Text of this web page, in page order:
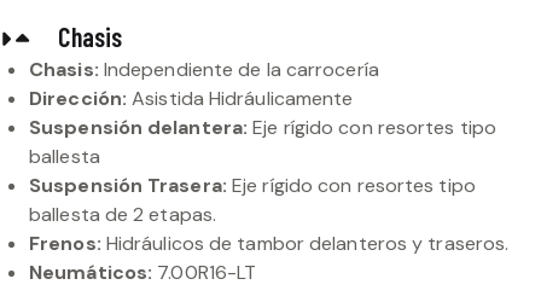
Chasis
Chasis: Independiente de la carrocería
Dirección: Asistida Hidráulicamente
Suspensión delantera: Eje rígido con resortes tipo
ballesta
Suspensión Trasera: Eje rígido con resortes tipo
ballesta de 2 etapas.
Frenos: Hidráulicos de tambor delanteros y traseros.
Neumáticos: 7.00R16-LT